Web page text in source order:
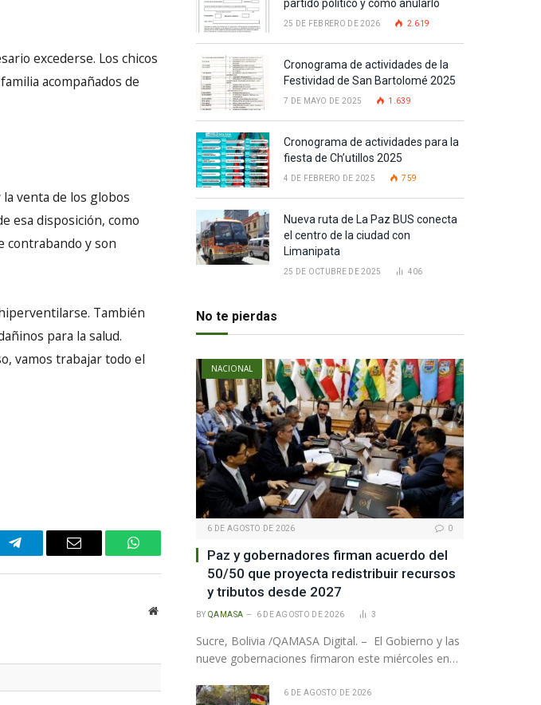
excederse. Los chicos
acompañados de
venta de los globos
esa disposición, como
contrabando y son
También
para la salud.
vamos trabajar todo el
Telegram Email WhatsApp
Website
partido político y cómo anularlo
25 DE FEBRERO DE 2026 2.619
Cronograma de actividades de la
Festividad de San Bartolomé 2025
7 DE MAYO DE 2025 1.639
Cronograma de actividades para la
fiesta de Ch’utillos 2025
4 DE FEBRERO DE 2025 759
Nueva ruta de La Paz BUS conecta
el centro de la ciudad con
Limanipata
25 DE OCTUBRE DE 2025 406
No te pierdas
NACIONAL
6 DE AGOSTO DE 2026 0
Paz y gobernadores firman acuerdo del
50/50 que proyecta redistribuir recursos
y tributos desde 2027
BY QAMASA 6 DE AGOSTO DE 2026 3
Sucre, Bolivia /QAMASA Digital. – El Gobierno y las
nueve gobernaciones firmaron este miércoles en…
6 DE AGOSTO DE 2026